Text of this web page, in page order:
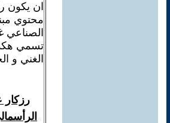
ان يكون
محتوي
الصناعي
تسمي
الغني و
رزكار